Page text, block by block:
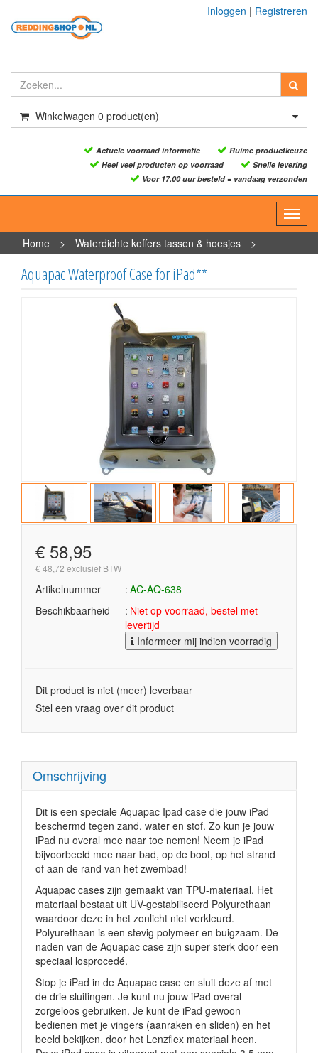
Inloggen | Registreren
Winkelwagen 0 product(en)
Actuele voorraad informatie
Ruime productkeuze
Heel veel producten op voorraad
Snelle levering
Voor 17.00 uur besteld = vandaag verzonden
Home
> Waterdichte koffers tassen & hoesjes
>
Waterdichte hoesjes > Aquapac Waterproof Case for iPad**
Aquapac Waterproof Case for iPad**
€ 58,95
€ 48,72 exclusief BTW
Artikelnummer
AC-AQ-638
Beschikbaarheid
Niet op voorraad, bestel met
levertijd
Informeer mij indien voorradig
Dit product is niet (meer) leverbaar
Stel een vraag over dit product
Omschrijving
Dit is een speciale Aquapac Ipad case die jouw iPad
beschermd tegen zand, water en stof. Zo kun je jouw
iPad nu overal mee naar toe nemen! Neem je iPad
bijvoorbeeld mee naar bad, op de boot, op het strand
of aan de rand van het zwembad!
Aquapac cases zijn gemaakt van TPU-materiaal. Het
materiaal bestaat uit UV-gestabiliseerd Polyurethaan
waardoor deze in het zonlicht niet verkleurd.
Polyurethaan is een stevig polymeer en buigzaam. De
naden van de Aquapac case zijn super sterk door een
speciaal losprocedé.
Stop je iPad in de Aquapac case en sluit deze af met
de drie sluitingen. Je kunt nu jouw iPad overal
zorgeloos gebruiken. Je kunt de iPad gewoon
bedienen met je vingers (aanraken en sliden) en het
beeld bekijken, door het Lenzflex materiaal heen.